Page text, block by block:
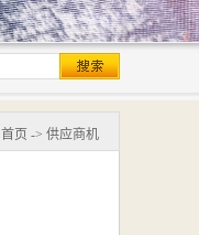
首页 -> 供应商机